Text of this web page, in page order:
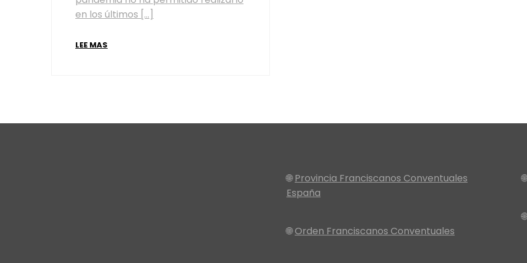
en los últimos […]
LEE MAS
🌐Provincia Franciscanos Conventuales
España
🌐Orden Franciscanos Conventuales